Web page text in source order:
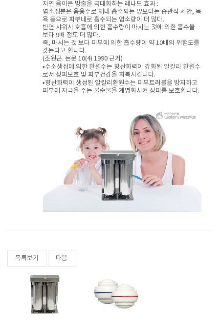
자연 음이온 방출을 극대화하는 레나드 효과 :
염소성분은 음용수로 체내 흡수되는 양보다는 습관적 세안, 목
욕 등으로 피부내로 흡수되는 염소량이 더 많다.
반면 샤워시 호흡에 의한 흡수량이 마시는 것에 의한 흡수율
보다 9배 정도 더 많다.
즉, 마시는 것 보다 피부에 의한 흡수량이 약 10배의 위험도를
갖는다고 합니다.
(조원근. 논문 10(4) 1990 근거)
•수소생성에 의한 환원수는 항산화력이 강화된 알칼리 환원수
로서 상피보호 및 피부건강을 회복시킵니다.
•항산화력이 생성된 알칼리환원수는 피부트러블을 방지하고
피부에 자극을 주는 불순물을 계명화시켜 상피를 보호합니다.
목록보기 다음